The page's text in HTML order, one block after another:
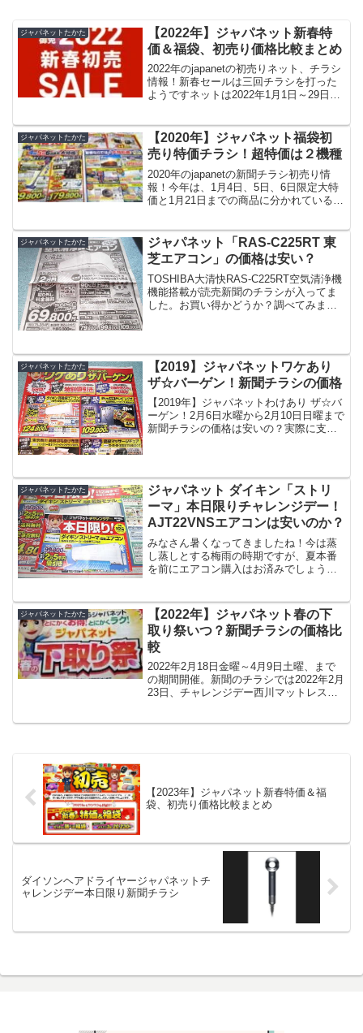
ジャパネットたかた
【2022年】ジャパネット新春特
価＆福袋、初売り価格比較まとめ
2022年のjapanetの初売りネット、チラシ
情報！新春セールは三回チラシを打った
ようですネットは2022年1月1日～29日ま
日、6日、２８日に3回新聞...
ジャパネットたかた
【2020年】ジャパネット福袋初
売り特価チラシ！超特価は２機種
2020年のjapanetの新聞チラシ初売り情
報！今年は、1月4日、5日、6日限定大特
価と1月21日までの商品に分かれているよ
の初売りの記事がこちらです↓ジャパネッ
トた...
ジャパネットたかた
ジャパネット「RAS-C225RT 東
芝エアコン」の価格は安い？
TOSHIBA大清快RAS-C225RT空気清浄機
機能搭載が読売新聞のチラシが入ってま
した。お買い得かどうか？調べてみまし
ジャパネットたかた
【2019】ジャパネットワケあり
ザ☆バーゲン！新聞チラシの価格
【2019年】ジャパネットわけあり ザ☆バ
ーゲン！2月6日水曜から2月10日日曜まで
新聞チラシの価格は安いの？実際に支払
ビが消えて、...
ジャパネットたかた
ジャパネット ダイキン「ストリ
ーマ」本日限りチャレンジデー！
AJT22VNSエアコンは安いのか？
みなさん暑くなってきましたね！今は蒸
し蒸しとする梅雨の時期ですが、夏本番
を前にエアコン購入はお済みでしょう
たかた 1日限りの限界価格に挑戦！」と
読売新聞2018年5月2...
ジャパネットたかた
【2022年】ジャパネット春の下
取り祭いつ？新聞チラシの価格比
較
2022年2月18日金曜～4月9日土曜、まで
の期間開催。新聞のチラシでは2022年2月
23日、チャレンジデー西川マットレスの
【2023年】ジャパネット新春特価＆福
袋、初売り価格比較まとめ
ダイソンヘアドライヤージャパネットチ
ャレンジデー本日限り新聞チラシ